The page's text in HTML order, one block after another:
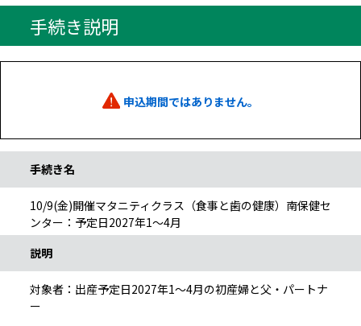
手続き説明
申込期間ではありません。
手続き名
10/9(金)開催マタニティクラス（食事と歯の健康）南保健セ
ンター：予定日2027年1～4月
説明
対象者：出産予定日2027年1～4月の初産婦と父・パートナ
ー